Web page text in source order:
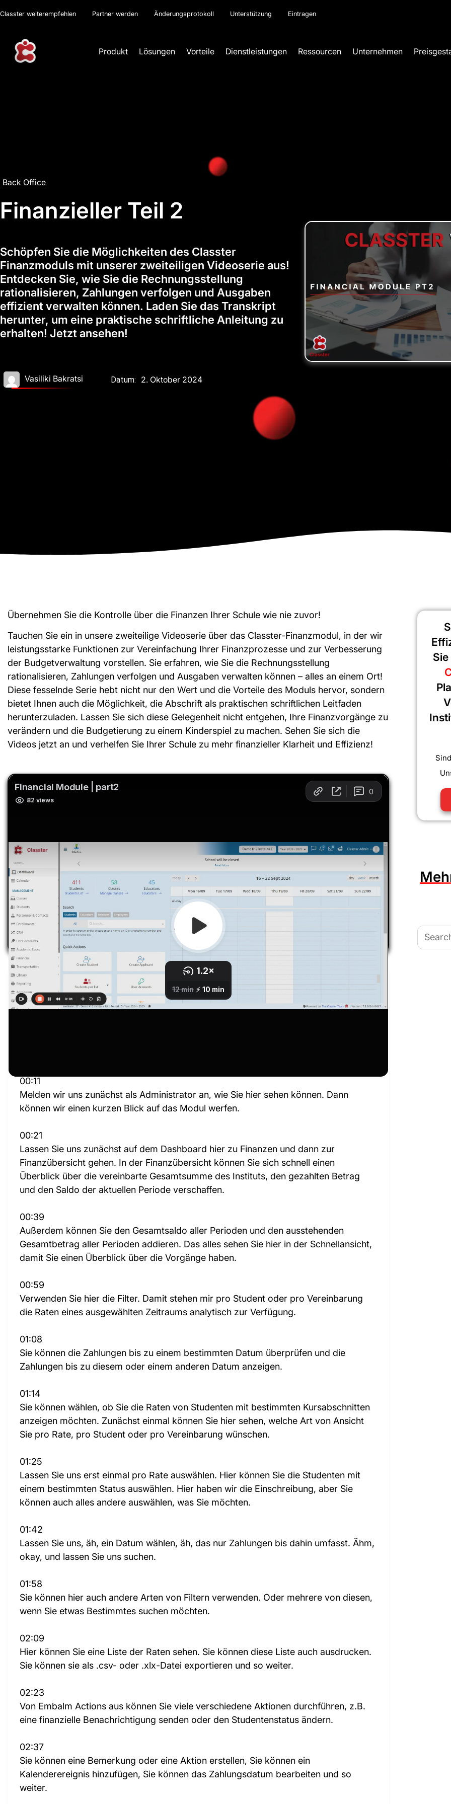
Classter weiterempfehlen Partner werden Änderungsprotokoll Unterstützung Eintragen
Produkt Lösungen Vorteile Dienstleistungen Ressourcen Unternehmen
Back Office
Finanzieller Teil 2
Schöpfen Sie die Möglichkeiten des Classter
Finanzmoduls mit unserer zweiteiligen Videoserie aus!
Entdecken Sie, wie Sie die Rechnungsstellung
rationalisieren, Zahlungen verfolgen und Ausgaben
effizient verwalten können. Laden Sie das Transkript
herunter, um eine praktische schriftliche Anleitung zu
erhalten! Jetzt ansehen!
Vasiliki Bakratsi Datum: 2. Oktober 2024
Übernehmen Sie die Kontrolle über die Finanzen Ihrer Schule wie nie zuvor!
Tauchen Sie ein in unsere zweiteilige Videoserie über das Classter-Finanzmodul, in der wir
leistungsstarke Funktionen zur Vereinfachung Ihrer Finanzprozesse und zur Verbesserung
der Budgetverwaltung vorstellen. Sie erfahren, wie Sie die Rechnungsstellung
rationalisieren, Zahlungen verfolgen und Ausgaben verwalten können – alles an einem Ort!
Diese fesselnde Serie hebt nicht nur den Wert und die Vorteile des Moduls hervor, sondern
bietet Ihnen auch die Möglichkeit, die Abschrift als praktischen schriftlichen Leitfaden
herunterzuladen. Lassen Sie sich diese Gelegenheit nicht entgehen, Ihre Finanzvorgänge zu
verändern und die Budgetierung zu einem Kinderspiel zu machen. Sehen Sie sich die
Videos jetzt an und verhelfen Sie Ihrer Schule zu mehr finanzieller Klarheit und Effizienz!
Transcript
00:11
Melden wir uns zunächst als Administrator an, wie Sie hier sehen können. Dann
können wir einen kurzen Blick auf das Modul werfen.
00:21
Lassen Sie uns zunächst auf dem Dashboard hier zu Finanzen und dann zur
Finanzübersicht gehen. In der Finanzübersicht können Sie sich schnell einen
Überblick über die vereinbarte Gesamtsumme des Instituts, den gezahlten Betrag
und den Saldo der aktuellen Periode verschaffen.
00:39
Außerdem können Sie den Gesamtsaldo aller Perioden und den ausstehenden
Gesamtbetrag aller Perioden addieren. Das alles sehen Sie hier in der Schnellansicht,
damit Sie einen Überblick über die Vorgänge haben.
00:59
Verwenden Sie hier die Filter. Damit stehen mir pro Student oder pro Vereinbarung
die Raten eines ausgewählten Zeitraums analytisch zur Verfügung.
01:08
Sie können die Zahlungen bis zu einem bestimmten Datum überprüfen und die
Zahlungen bis zu diesem oder einem anderen Datum anzeigen.
01:14
Sie können wählen, ob Sie die Raten von Studenten mit bestimmten Kursabschnitten
anzeigen möchten. Zunächst einmal können Sie hier sehen, welche Art von Ansicht
Sie pro Rate, pro Student oder pro Vereinbarung wünschen.
01:25
Lassen Sie uns erst einmal pro Rate auswählen. Hier können Sie die Studenten mit
einem bestimmten Status auswählen. Hier haben wir die Einschreibung, aber Sie
können auch alles andere auswählen, was Sie möchten.
01:42
Lassen Sie uns, äh, ein Datum wählen, äh, das nur Zahlungen bis dahin umfasst. Ähm,
okay, und lassen Sie uns suchen.
01:58
Sie können hier auch andere Arten von Filtern verwenden. Oder mehrere von diesen,
wenn Sie etwas Bestimmtes suchen möchten.
02:09
Hier können Sie eine Liste der Raten sehen. Sie können diese Liste auch ausdrucken.
Sie können sie als .csv- oder .xlx-Datei exportieren und so weiter.
02:23
Von Embalm Actions aus können Sie viele verschiedene Aktionen durchführen, z.B.
eine finanzielle Benachrichtigung senden oder den Studentenstatus ändern.
02:37
Sie können eine Bemerkung oder eine Aktion erstellen, Sie können ein
Kalenderereignis hinzufügen, Sie können das Zahlungsdatum bearbeiten und so
weiter.
Search
for: